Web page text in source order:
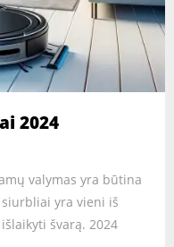
2024
valymas yra būtina
yra vieni iš
švarą. 2024